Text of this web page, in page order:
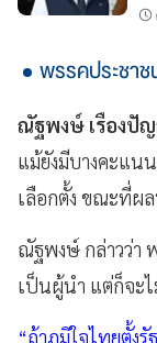
พรรคประชาช
ณัฐพงษ์ เรืองปั
แม้ยังมีบางคะแน
เลือกตั้ง ขณะที่ผ
ณัฐพงษ์ กล่าวว่า
เป็นผู้นำ แต่ก็จะ
“ถ้าภูมิใจไทยตั้ง